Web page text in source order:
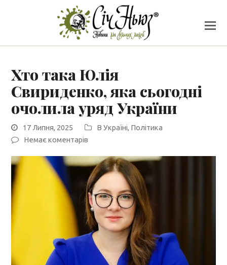
Хто така Юлія
Свириденко, яка сьогодні
очолила уряд України
17 Липня, 2025 В Україні, Політика
Немає коментарів